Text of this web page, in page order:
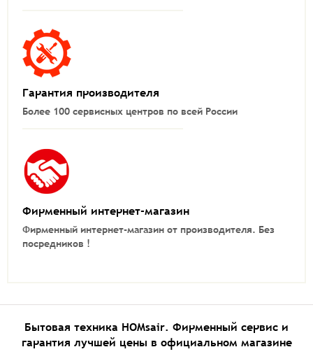
Гарантия производителя
Более 100 сервисных центров по всей России
Фирменный интернет-магазин
Фирменный интернет-магазин от производителя. Без
посредников !
Бытовая техника HOMsair. Фирменный сервис и
гарантия лучшей цены в официальном магазине